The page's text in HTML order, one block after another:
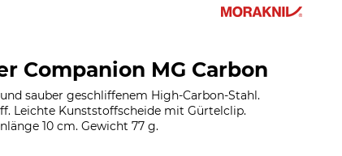
Companion MG Carbon
sauber geschliffenem High-Carbon-Stahl.
Leichte Kunststoffscheide mit Gürtelclip.
10 cm. Gewicht 77 g.